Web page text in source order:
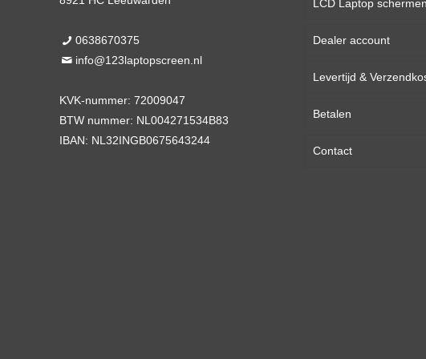
0638670375
info@123laptopscreen.nl
KVK-nummer: 72009047
BTW nummer: NL004271534B83
IBAN: NL32INGB0675643244
LCD Laptop schermen
13,3 inch
14,0 inch
15,6 inch
17,3 inch
Dealer account
Levertijd &
Betalen
Contact